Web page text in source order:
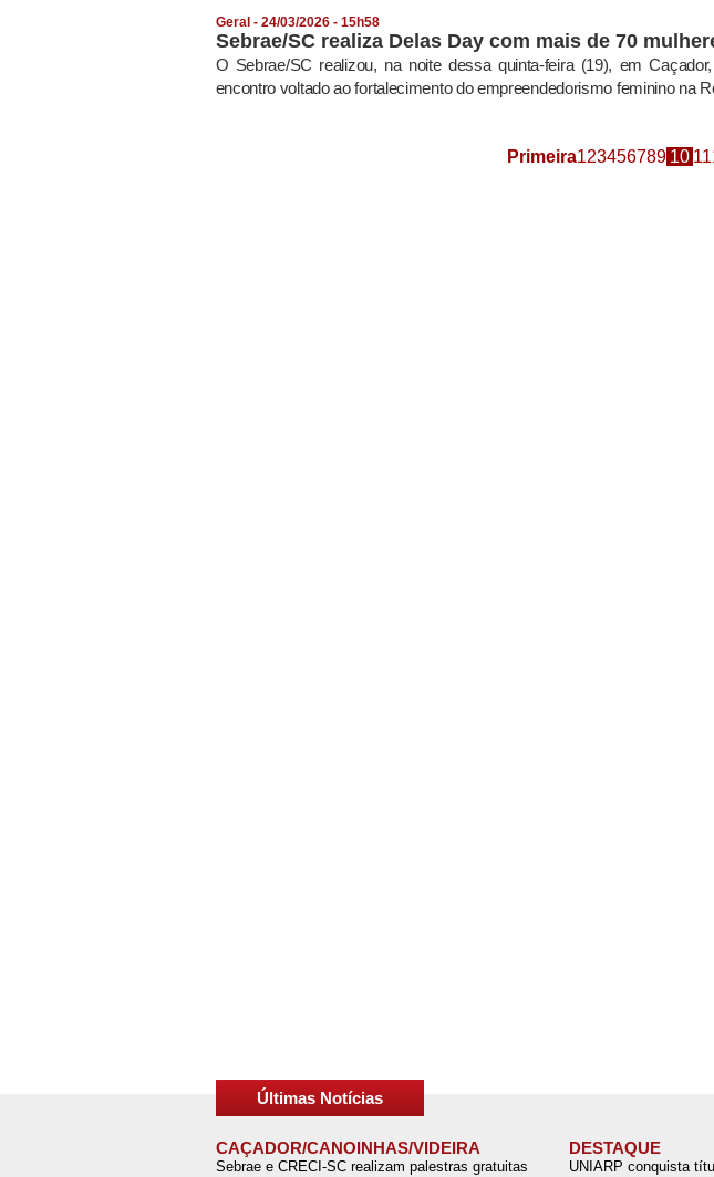
Geral - 24/03/2026 - 15h58
Sebrae/SC realiza Delas Day com mais de 70
O Sebrae/SC realizou, na noite dessa quinta-feira (19), em
encontro voltado ao fortalecimento do empreendedorismo feminino na
Primeira123456789 10 11
Últimas Notícias
CAÇADOR/CANOINHAS/VIDEIRA
Sebrae e CRECI-SC realizam palestras gratuitas
DESTAQUE
UNIARP conquista